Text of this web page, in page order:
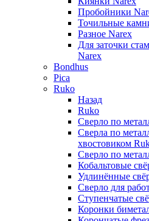
Пробойники
Точильные
Разное Narex
Для заточки
Narex
Bondhus
Pica
Ruko
Назад
Ruko
Сверло по
Сверла по
хвостовиком
Сверло по
Кобальтовые
Удлинённые
Сверло для
Ступенчатые
Коронки